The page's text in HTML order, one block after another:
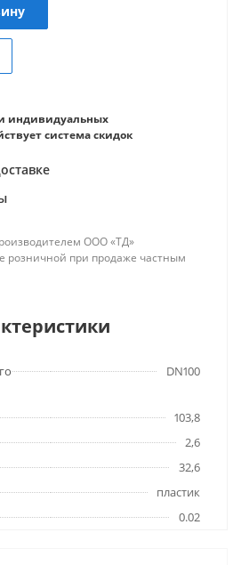
индивидуальных
система скидок
ООО «ТД»
розничной при продаже частным
DN100
103,8
2,6
32,6
пластик
0.02